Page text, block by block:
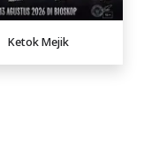
Ketok Mejik